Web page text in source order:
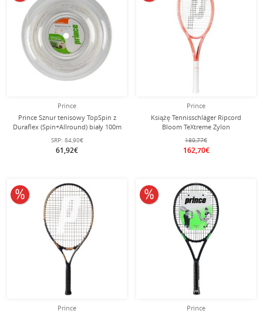
Prince
Prince Sznur tenisowy TopSpin z
Duraflex (Spin+Allround) biały 100m
SRP: 84,90€
61,92€
Prince
Książę Tennisschläger Ripcord
Bloom TeXtreme Zylon
niestrunowany -
180,77€
162,70€
Prince
10% obniżone
Prince
10% obniżone